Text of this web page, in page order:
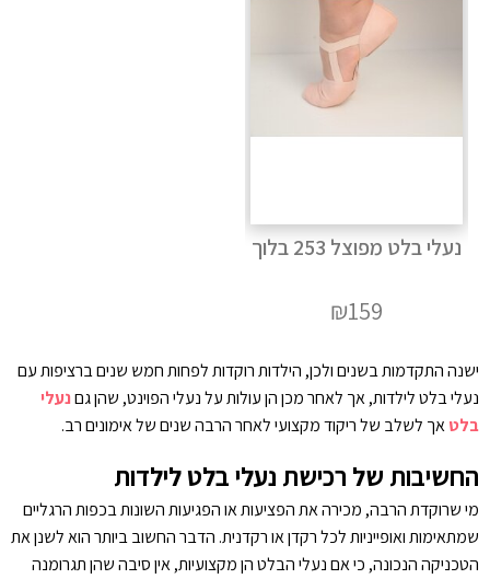
נעלי בלט מפוצל 253 בלוך
₪159
ישנה התקדמות בשנים ולכן, הילדות רוקדות לפחות חמש שנים ברציפות עם
נעלי בלט לילדות, אך לאחר מכן הן עולות על נעלי הפוינט, שהן גםנעלי
בלטאך לשלב של ריקוד מקצועי לאחר הרבה שנים של אימונים רב.
החשיבות של רכישת נעלי בלט לילדות
מי שרוקדת הרבה, מכירה את הפציעות או הפגיעות השונות בכפות הרגליים
שמתאימות ואופייניות לכל רקדן או רקדנית. הדבר החשוב ביותר הוא לשנן את
הטכניקה הנכונה, כי אם נעלי הבלט הן מקצועיות, אין סיבה שהן תגרומנה